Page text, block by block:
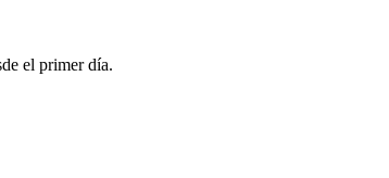
el primer día.